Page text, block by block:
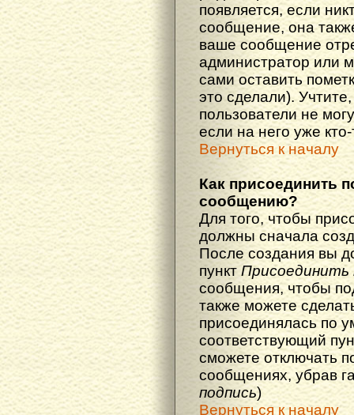
появляется, если
сообщение, она
ваше сообщение
администратор или
сами оставить
это сделали).
пользователи не
если на него уже
Вернуться к началу
Как присоединить
сообщению?
Для того, чтобы
должны сначала
После создания вы
пункт Присоединить
сообщения, чтобы
также можете
присоединялась по
соответствующий
сможете отключать
сообщениях, убрав
подпись)
Вернуться к началу